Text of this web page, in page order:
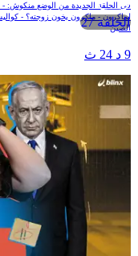
الحلقة 27
في الحلقة الجديدة من الوضع منكوش: -
لماكرون - ماكرون يخون زوجته؟ -
الصين